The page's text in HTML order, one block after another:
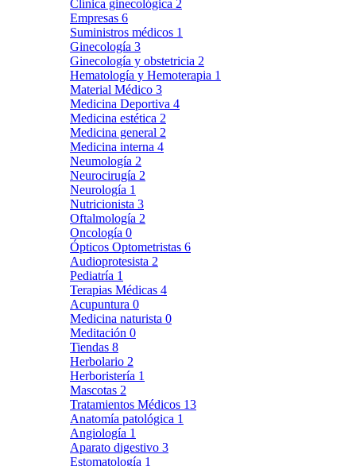
Clínica ginecológica 2
Empresas 6
Suministros médicos 1
Ginecología 3
Ginecología y obstetricia 2
Hematología y Hemoterapia 1
Material Médico 3
Medicina Deportiva 4
Medicina estética 2
Medicina general 2
Medicina interna 4
Neumología 2
Neurocirugía 2
Neurología 1
Nutricionista 3
Oftalmología 2
Oncología 0
Ópticos Optometristas 6
Audioprotesista 2
Pediatría 1
Terapias Médicas 4
Acupuntura 0
Medicina naturista 0
Meditación 0
Tiendas 8
Herbolario 2
Herboristería 1
Mascotas 2
Tratamientos Médicos 13
Anatomía patológica 1
Angiología 1
Aparato digestivo 3
Estomatología 1